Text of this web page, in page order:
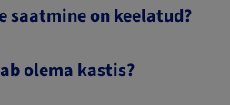
saatmine on keelatud?
olema kastis?